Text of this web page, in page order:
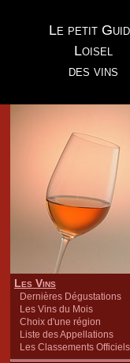
Le petit
Loisel
des vins
Les Vins
Dernières Dégustations
Les Vins du Mois
Choix d'une région
Liste des Appellations
Les Classements Officiels